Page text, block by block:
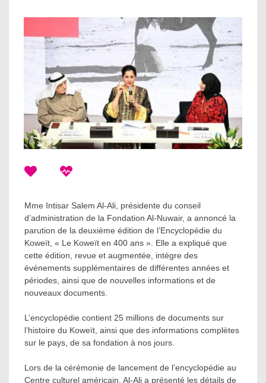
Mme Intisar Salem Al-Ali, présidente du conseil
d’administration de la Fondation Al-Nuwair, a annoncé la
parution de la deuxième édition de l’Encyclopédie du
Koweït, « Le Koweït en 400 ans ». Elle a expliqué que
cette édition, revue et augmentée, intègre des
événements supplémentaires de différentes années et
périodes, ainsi que de nouvelles informations et de
nouveaux documents.
L’encyclopédie contient 25 millions de documents sur
l’histoire du Koweït, ainsi que des informations complètes
sur le pays, de sa fondation à nos jours.
Lors de la cérémonie de lancement de l’encyclopédie au
Centre culturel américain, Al-Ali a présenté les détails de